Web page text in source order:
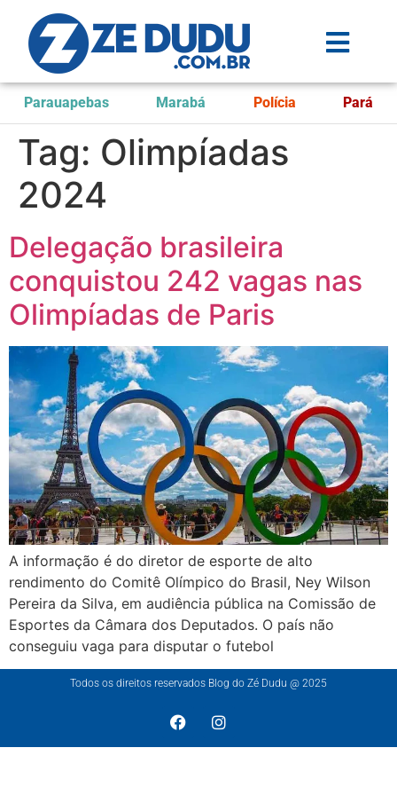
Parauapebas Marabá Polícia Pará
Tag: Olimpíadas
2024
Delegação brasileira
conquistou 242 vagas nas
Olimpíadas de Paris
A informação é do diretor de esporte de alto
rendimento do Comitê Olímpico do Brasil, Ney Wilson
Pereira da Silva, em audiência pública na Comissão de
Esportes da Câmara dos Deputados. O país não
conseguiu vaga para disputar o futebol
Todos os direitos reservados Blog do Zé Dudu @ 2025